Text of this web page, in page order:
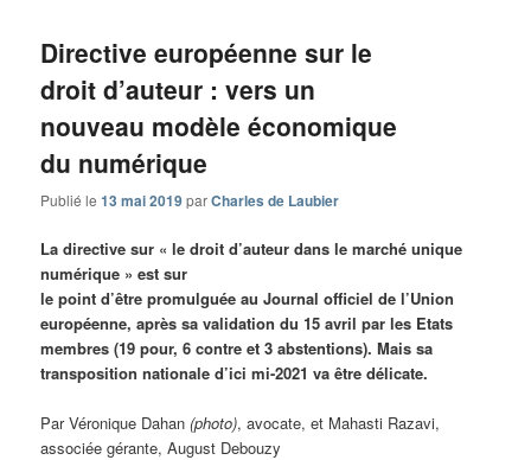
Directive européenne sur le
droit d’auteur : vers un
nouveau modèle économique
du numérique
Publié le13 mai 2019parCharles de Laubier
La directive sur « le droit d’auteur dans le marché unique
numérique » est sur
le point d’être promulguée au Journal officiel de l’Union
européenne, après sa validation du 15 avril par les Etats
membres (19 pour, 6 contre et 3 abstentions). Mais sa
transposition nationale d’ici mi-2021 va être délicate.
Par Véronique Dahan(photo), avocate, et Mahasti Razavi,
associée gérante, August Debouzy